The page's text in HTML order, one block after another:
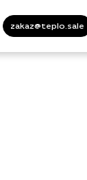
zakaz@teplo.sale